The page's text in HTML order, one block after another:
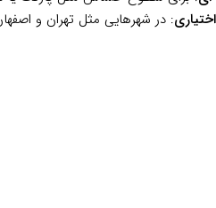
: در شهرهایی مثل تهران و